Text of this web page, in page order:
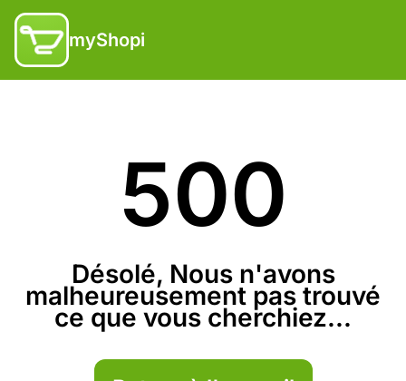
myShopi
500
Désolé, Nous n'avons
malheureusement pas trouvé
ce que vous cherchiez...